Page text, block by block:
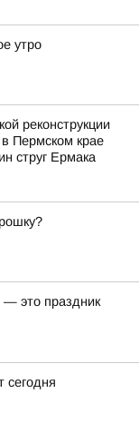
утро
реконструкции
Пермском крае
струг Ермака
— это праздник
сегодня